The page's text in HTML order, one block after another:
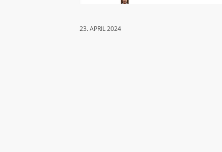
23. APRIL 2024